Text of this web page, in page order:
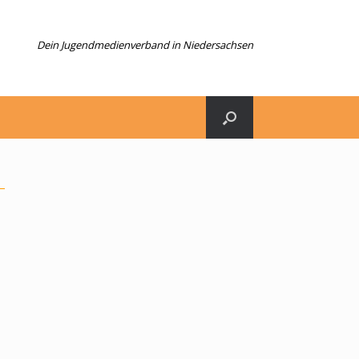
Dein Jugendmedienverband in Niedersachsen